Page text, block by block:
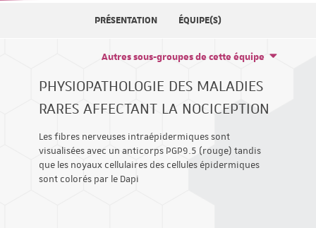
PRÉSENTATION ÉQUIPE(S)
PHYSIOPATHOLOGIE DES MALADIES
RARES AFFECTANT LA NOCICEPTION
Autres sous-groupes de cette équipe
Les fibres nerveuses intraépidermiques sont
visualisées avec un anticorps PGP9.5 (rouge) tandis
que les noyaux cellulaires des cellules épidermiques
sont colorés par le Dapi